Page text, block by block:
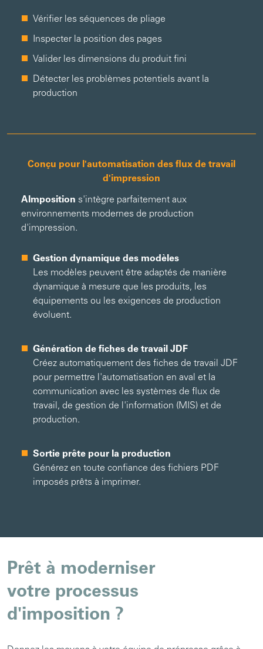
Vérifier les séquences de pliage
Inspecter la position des pages
Valider les dimensions du produit fini
Détecter les problèmes potentiels avant la
production
Conçu pour l'automatisation des flux de travail
d'impression
AImposition s'intègre parfaitement aux
environnements modernes de production
d'impression.
Gestion dynamique des modèles
Les modèles peuvent être adaptés de manière
dynamique à mesure que les produits, les
équipements ou les exigences de production
évoluent.
Génération de fiches de travail JDF
Créez automatiquement des fiches de travail JDF
pour permettre l'automatisation en aval et la
communication avec les systèmes de flux de
travail, de gestion de l'information (MIS) et de
production.
Sortie prête pour la production
Générez en toute confiance des fichiers PDF
imposés prêts à imprimer.
Prêt à moderniser
votre processus
d'imposition ?